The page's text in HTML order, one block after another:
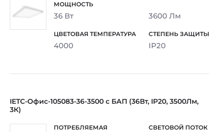
36 Вт 3600 Лм
4000 IP20
IETC-Офис-105083-36-3500 с БАП (36Вт, IP20, 3500Лм,
3К)